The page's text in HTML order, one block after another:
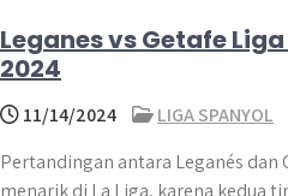
Leganes vs Getafe
2024
11/14/2024
LIGA SPANYOL
Pertandingan antara Leganés dan
menarik di La Liga, karena kedua